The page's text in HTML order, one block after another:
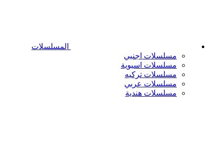
المسلسلات
مسلسلات اجنبي
مسلسلات اسيوية
مسلسلات تركيه
مسلسلات عربي
مسلسلات هندية